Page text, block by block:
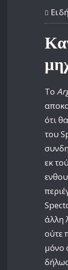
Το
ότι
του
εκ
άλλη
ούτε
μόνο